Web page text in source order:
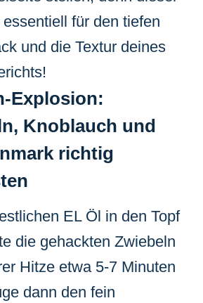
für den tiefen
und die Textur deines
Explosion:
Knoblauch und
richtig
EL Öl in den Topf
die gehackten Zwiebeln
Hitze etwa 5-7 Minuten
dann den fein